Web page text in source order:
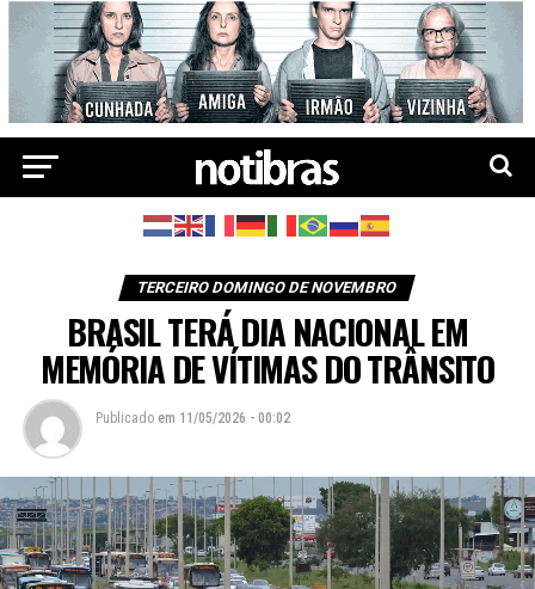
TERCEIRO DOMINGO DE NOVEMBRO
BRASIL TERÁ DIA NACIONAL EM
MEMÓRIA DE VÍTIMAS DO TRÂNSITO
Publicado em 11/05/2026 - 00:02